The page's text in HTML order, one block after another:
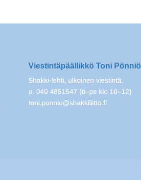
Viestintäpäällikkö Toni Pönniö
Shakki-lehti, ulkoinen viestintä.
p. 040 4851547 (ti–pe klo 10–12)
toni.ponnio@shakkiliitto.fi